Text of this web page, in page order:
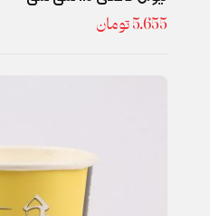
5.655تومان